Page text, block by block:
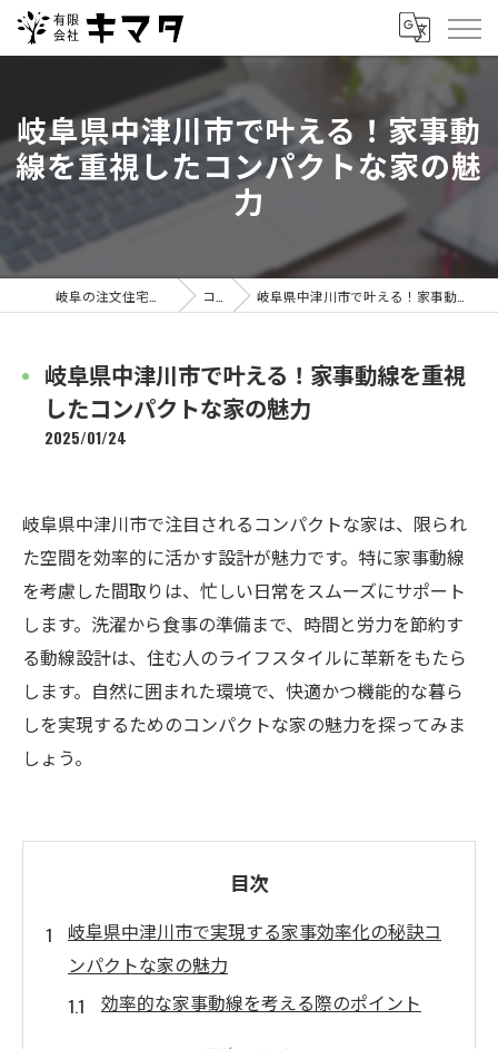
岐阜県中津川市で叶える！家事動
線を重視したコンパクトな家の魅
力
コラム 岐阜県中津川市で叶える！家事動線を重視したコンパクトな家の魅力
岐阜県中津川市で叶える！家事動線を重視
したコンパクトな家の魅力
2025/01/24
岐阜県中津川市で注目されるコンパクトな家は、限られ
た空間を効率的に活かす設計が魅力です。特に家事動線
を考慮した間取りは、忙しい日常をスムーズにサポート
します。洗濯から食事の準備まで、時間と労力を節約す
る動線設計は、住む人のライフスタイルに革新をもたら
します。自然に囲まれた環境で、快適かつ機能的な暮ら
しを実現するためのコンパクトな家の魅力を探ってみま
しょう。
目次
岐阜県中津川市で実現する家事効率化の秘訣コ
ンパクトな家の魅力
効率的な家事動線を考える際のポイント
コンパクトな家での動線設計の重要性